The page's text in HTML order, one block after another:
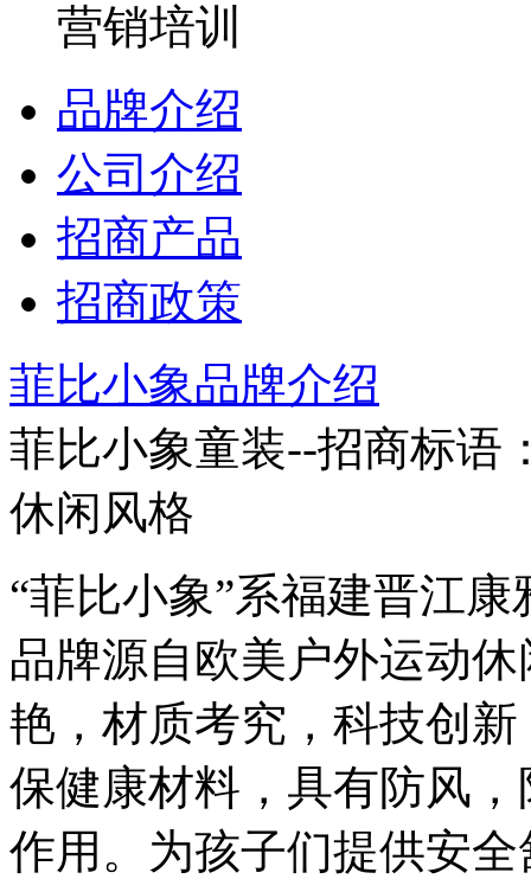
营销培训
品牌介绍
公司介绍
招商产品
招商政策
菲比小象品牌介绍
菲比小象童装--招商标语
休闲风格
“菲比小象”系福建晋江
品牌源自欧美户外运动
艳，材质考究，科技创
保健康材料，具有防风
作用。为孩子们提供安